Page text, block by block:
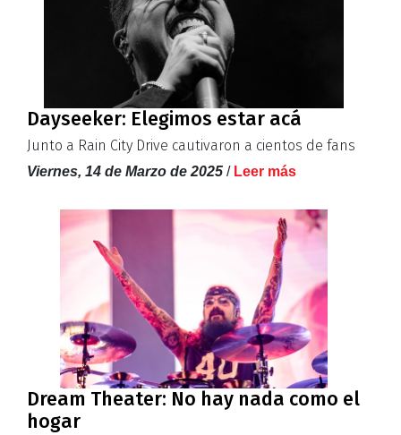
Dayseeker: Elegimos estar acá
Junto a Rain City Drive cautivaron a cientos de fans
Viernes, 14 de Marzo de 2025 / Leer más
Dream Theater: No hay nada como el
hogar